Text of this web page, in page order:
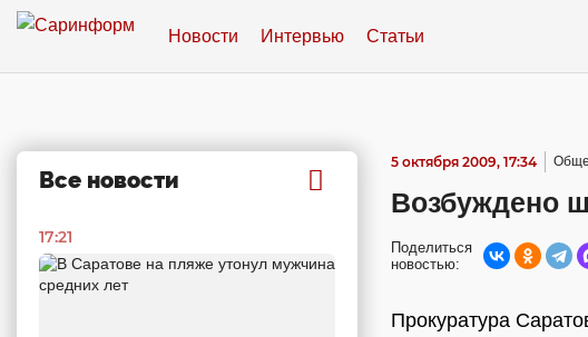
Новости Интервью Статьи
Все новости
17:21
5 октября 2009, 17:34
Возбуждено
Поделиться
новостью:
Прокуратура